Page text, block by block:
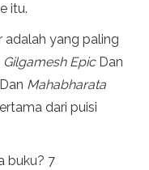
itu.
yang paling
Gilgamesh EpicDan
Dan Mahabharata
dari puisi
buku? 7